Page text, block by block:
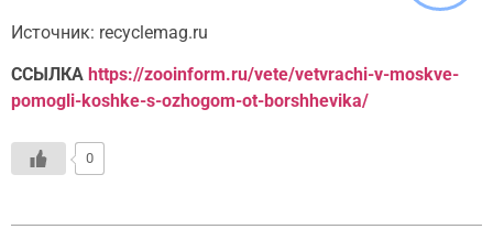
Источник: recyclemag.ru
ССЫЛКА https://zooinform.ru/vete/vetvrachi-v-moskve-
pomogli-koshke-s-ozhogom-ot-borshhevika/
0